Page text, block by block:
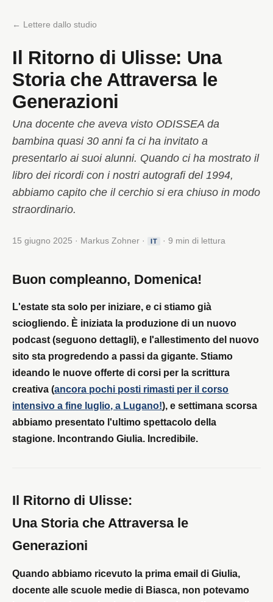
← Lettere dallo studio
Il Ritorno di Ulisse: Una
Storia che Attraversa le
Generazioni
Una docente che aveva visto ODISSEA da
bambina quasi 30 anni fa ci ha invitato a
presentarlo ai suoi alunni. Quando ci ha mostrato il
libro dei ricordi con i nostri autografi del 1994,
abbiamo capito che il cerchio si era chiuso in modo
straordinario.
15 giugno 2025 · Markus Zohner · IT · 9 min di lettura
Buon compleanno, Domenica!
L'estate sta solo per iniziare, e ci stiamo già
sciogliendo. È iniziata la produzione di un nuovo
podcast (seguono dettagli), e l'allestimento del nuovo
sito sta progredendo a passi da gigante. Stiamo
ideando le nuove offerte di corsi per la scrittura
creativa (ancora pochi posti rimasti per il corso
intensivo a fine luglio, a Lugano!), e settimana scorsa
abbiamo presentato l'ultimo spettacolo della
stagione. Incontrando Giulia. Incredibile.
Il Ritorno di Ulisse:
Una Storia che Attraversa le
Generazioni
Quando abbiamo ricevuto la prima email di Giulia,
docente alle scuole medie di Biasca, non potevamo